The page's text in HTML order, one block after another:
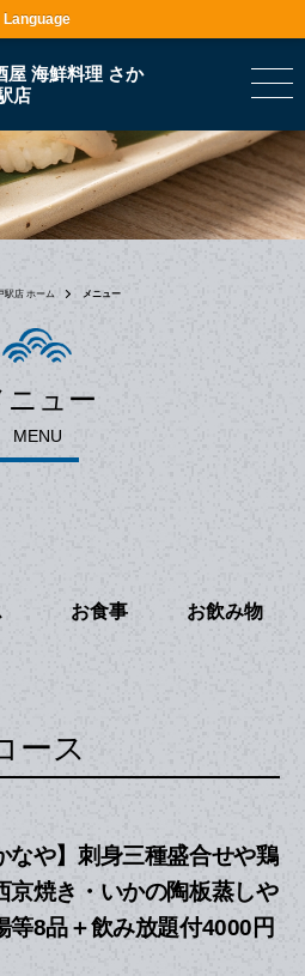
屋 海鮮料理 さか
店
駅店 ホーム メニュー
ニュー
MENU
お食事 お飲み物
ース
なや】刺身三種盛合せや鶏
京焼き・いかの陶板蒸しや
等8品＋飲み放題付4000円
Language